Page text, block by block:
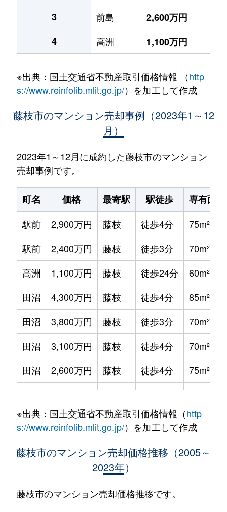
3
前島
2,600万円
4
高洲 1,100万円
※出典：国土交通省不動産取引価格情報 （http
s://www.reinfolib.mlit.go.jp/）を加工して作成
藤枝市のマンション売却事例（2023年1～12
月）
2023年1～12月に成約した藤枝市のマンション
売却事例です。
町名 価格 最寄駅 駅徒歩
専有面積
駅前
2,900万円 藤枝 徒歩4分
75m²
駅前
2,400万円 藤枝 徒歩3分
70m²
高洲
1,100万円 藤枝 徒歩24分
60m²
田沼
4,300万円 藤枝 徒歩4分
85m²
田沼
3,800万円 藤枝 徒歩3分
70m²
田沼
3,100万円 藤枝 徒歩4分
70m²
田沼
2,600万円 藤枝 徒歩4分
75m²
田沼
2,600万円 藤枝 徒歩1分
75m²
藤枝
※出典：国土交通省不動産取引価格情報（http
s://www.reinfolib.mlit.go.jp/）を加工して作成
藤枝市のマンション売却価格推移（2005～
2023年）
藤枝市のマンション売却価格推移です。